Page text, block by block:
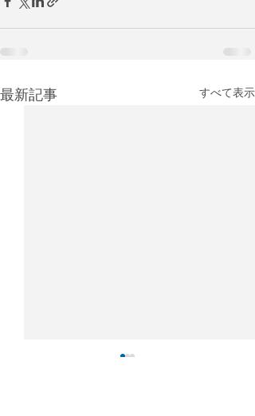
最新記事 すべて表示